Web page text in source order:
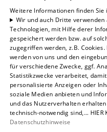
Um externe HTML-
Weitere Informationen finden Sie
Wir und auch Dritte
Technologien, mit Hilfe derer
gespeichert werden bzw. auf
zugegriffen werden, z.B.
werden von uns und den
für verschiedene Zwecke, ggf.
Statistikzwecke verarbeitet,
personalisierte Anzeigen oder
soziale Medien anbieten und
und das Nutzerverhalten
technisch-notwendig sind,... HIER
Datenschutzhinweise